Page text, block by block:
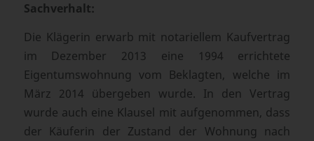
Sachverhalt:
Die Klägerin erwarb mit notariellem Kaufvertrag
im Dezember 2013 eine 1994 errichtete
Eigentumswohnung vom Beklagten, welche im
März 2014 übergeben wurde. In den Vertrag
wurde auch eine Klausel mit aufgenommen, dass
der Käuferin der Zustand der Wohnung nach